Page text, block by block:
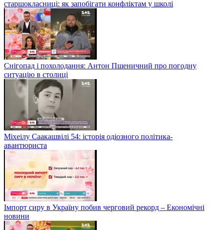
старшокласниці: як запобігати конфліктам у школі
Снігопад і похолодання: Антон Пшеничний про погодну
ситуацію в столиці
Міхеілу Саакашвілі 54: історія одіозного політика-
авантюриста
Імпорт сиру в Україну побив черговий рекорд – Економічні
новини